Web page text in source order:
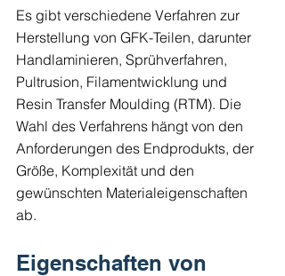
Es gibt verschiedene Verfahren zur
Herstellung von GFK-Teilen, darunter
Handlaminieren, Sprühverfahren,
Pultrusion, Filamentwicklung und
Resin Transfer Moulding (RTM). Die
Wahl des Verfahrens hängt von den
Anforderungen des Endprodukts, der
Größe, Komplexität und den
gewünschten Materialeigenschaften
ab.
Eigenschaften von